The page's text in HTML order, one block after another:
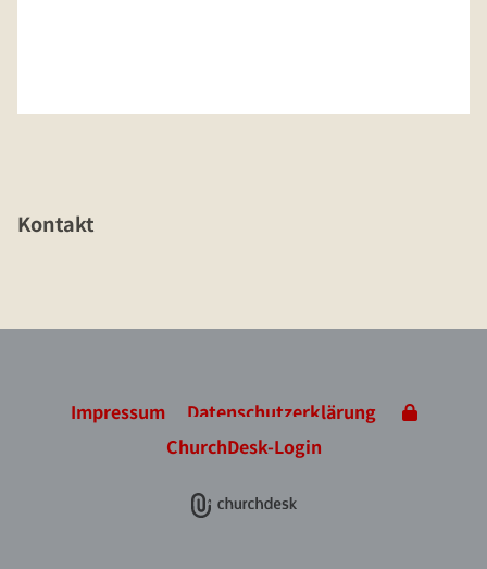
Kontakt
Impressum
Datenschutzerklärung
ChurchDesk-Login